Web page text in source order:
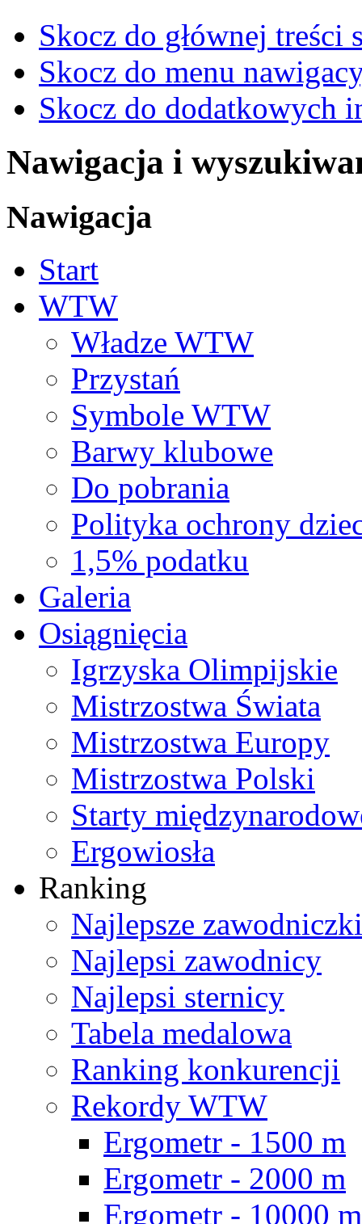
Skocz do głównej treści
Skocz do menu
Skocz do dodatkowych
Nawigacja i
Nawigacja
Start
WTW
Władze WTW
Przystań
Symbole WTW
Barwy klubowe
Do pobrania
Polityka ochrony
1,5% podatku
Galeria
Osiągnięcia
Igrzyska Olimpijskie
Mistrzostwa Świata
Mistrzostwa Europy
Mistrzostwa Polski
Starty
Ergowiosła
Ranking
Najlepsze zawodniczki
Najlepsi zawodnicy
Najlepsi sternicy
Tabela medalowa
Ranking konkurencji
Rekordy WTW
Ergometr - 1500 m
Ergometr - 2000 m
Ergometr - 10000 m